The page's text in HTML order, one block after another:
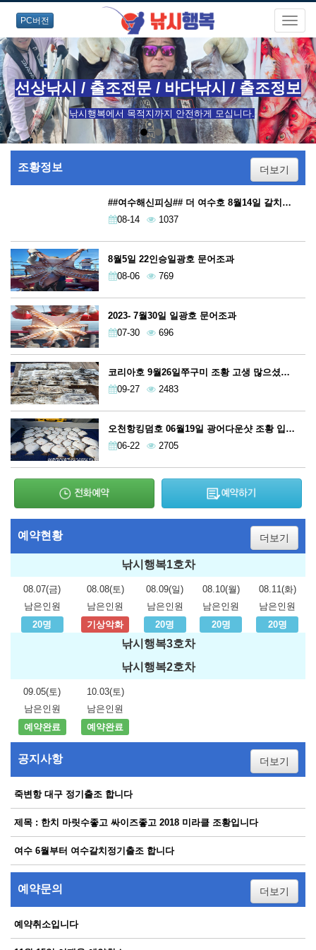
PC버전
선상낚시 / 출조전문 / 바다낚시 / 출조정보
낚시행복에서 목적지까지 안전하게 모십니다.
조황정보 더보기
##여수해신피싱## 더 여수호 8월14일 갈치조항 $$얼음녹여가며 만쿨!!!! 갈치대박
08-14
1037
8월5일 22인승일광호 문어조과
08-06
769
2023- 7월30일 일광호 문어조과
07-30
696
코리아호 9월26일쭈구미 조황 고생 많으셨습니다
09-27
2483
오천항킹덤호 06월19일 광어다운샷 조황 입니다
06-22
2705
예약현황 더보기
낚시행복1호차
08.07(금)
남은인원
20명
08.08(토)
남은인원
기상악화
08.09(일)
남은인원
20명
08.10(월)
남은인원
20명
08.11(화)
남은인원
20명
낚시행복3호차
낚시행복2호차
09.05(토)
남은인원
예약완료
10.03(토)
남은인원
예약완료
공지사항 더보기
죽변항 대구 정기출조 합니다
제목 : 한치 마릿수좋고 싸이즈좋고 2018 미라클 조황입니다
여수 6월부터 여수갈치정기출조 합니다
예약문의 더보기
예약취소입니다